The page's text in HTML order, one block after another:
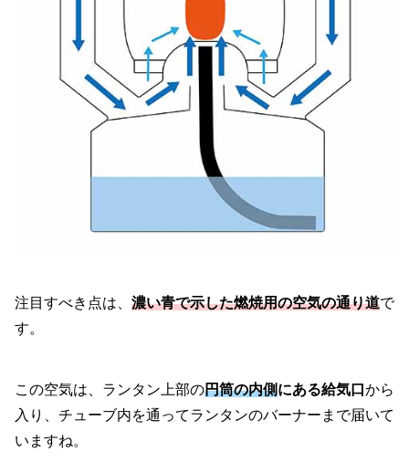
注目すべき点は、 濃い青で示した燃焼用の空気の通り道で
す。
この空気は、ランタン上部の円筒の内側にある給気口 から
入り、チューブ内を通ってランタンのバーナーまで届いて
いますね。